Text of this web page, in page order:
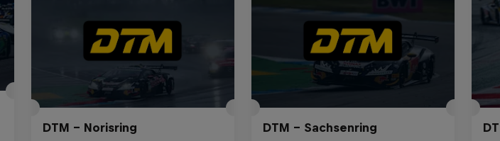
DTM – Norisring DTM – Sachsenring